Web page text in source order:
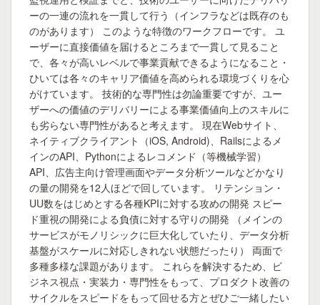
ーの一連の流れを一貫して行う（インフラなどは既存のも
のがあります） このような特徴のワークフローです。 ユ
ーザーに直接価値を届けるところまで一貫して見ること
で、各々が高いレベルで事業貢献できるようになること・
ひいては各々のキャリア価値を高められる環境づくりを心
がけています。 技術的な専門性は勿論重要ですが、ユー
ザーへの価値のデリバリーによる事業価値向上のスキルに
も劣らない専門性があると考えます。 現在Webサイト、
ネイティブクライアント（iOS, Android)、Railsによるメ
インのAPI、Pythonによるレコメンド（等機械学習）
API、広告主向け管理画面やデータ分析ツールなどかなり
の量の開発を12人ほどで回しています。 リテンション・
UU数をはじめとする各種KPIに対する攻めの開発 スピー
ド重視の開発による負債に対する守りの開発 （メインの
サービスがモノリシックに巨大化していたり、データ分析
基盤がスケールに対応しきれない状態だったり） 両面で
多種多様な課題があります。 これらを解決するため、ビ
ジネス視点・実装力・専門性をもって、プロダクト改善の
サイクルをスピードをもって回せる方とぜひご一緒したい